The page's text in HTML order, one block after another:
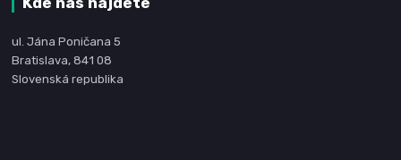
ul. Jána Poničana 5
Bratislava, 841 08
Slovenská republika